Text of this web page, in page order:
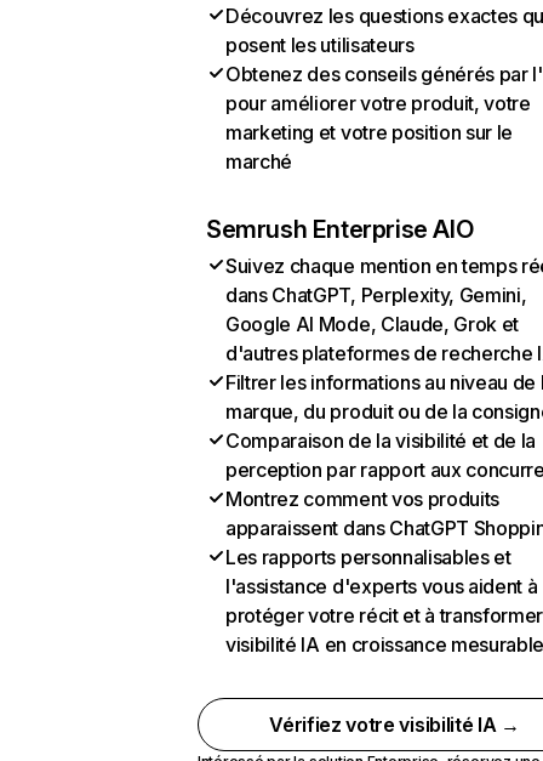
Découvrez les questions exactes
posent les utilisateurs
Obtenez des conseils générés par
pour améliorer votre produit, votre
marketing et votre position sur le
marché
Semrush Enterprise AIO
Suivez chaque mention en temps
dans ChatGPT, Perplexity, Gemini,
Google AI Mode, Claude, Grok et
d'autres plateformes de recherche
Filtrer les informations au niveau de
marque, du produit ou de la
Comparaison de la visibilité et de la
perception par rapport aux
Montrez comment vos produits
apparaissent dans ChatGPT
Les rapports personnalisables et
l'assistance d'experts vous aident à
protéger votre récit et à
visibilité IA en croissance
Vérifiez votre visibilité IA →